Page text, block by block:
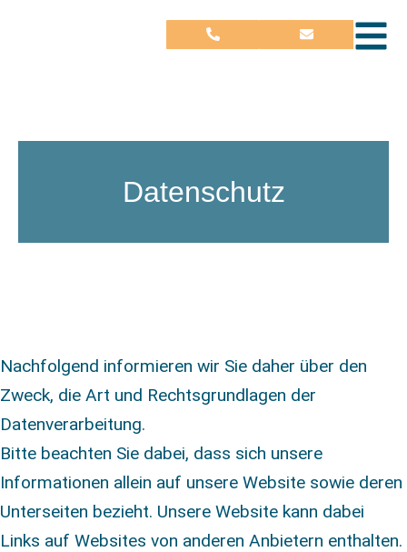
Datenschutz
Nachfolgend informieren wir Sie daher über den
Zweck, die Art und Rechtsgrundlagen der
Datenverarbeitung.
Bitte beachten Sie dabei, dass sich unsere
Informationen allein auf unsere Website sowie deren
Unterseiten bezieht. Unsere Website kann dabei
Links auf Websites von anderen Anbietern enthalten.